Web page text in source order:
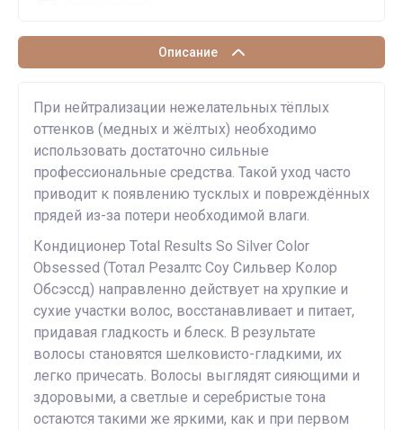
Описание
При нейтрализации нежелательных тёплых
оттенков (медных и жёлтых) необходимо
использовать достаточно сильные
профессиональные средства. Такой уход часто
приводит к появлению тусклых и повреждённых
прядей из-за потери необходимой влаги.
Кондиционер Total Results So Silver Color
Obsessed (Тотал Резалтс Соу Сильвер Колор
Обсэссд) направленно действует на хрупкие и
сухие участки волос, восстанавливает и питает,
придавая гладкость и блеск. В результате
волосы становятся шелковисто-гладкими, их
легко причесать. Волосы выглядят сияющими и
здоровыми, а светлые и серебристые тона
остаются такими же яркими, как и при первом